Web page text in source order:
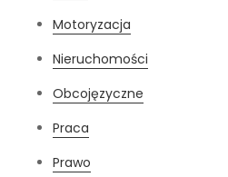
Motoryzacja
Nieruchomości
Obcojęzyczne
Praca
Prawo